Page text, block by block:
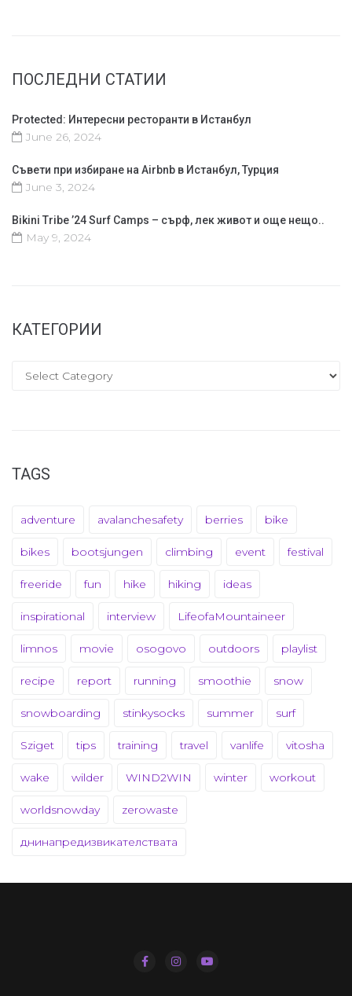
ПОСЛЕДНИ СТАТИИ
Protected: Интересни ресторанти в Истанбул
June 26, 2024
Съвети при избиране на Airbnb в Истанбул, Турция
June 3, 2024
Bikini Tribe ’24 Surf Camps – сърф, лек живот и още нещо..
May 9, 2024
КАТЕГОРИИ
TAGS
adventure avalanchesafety berries bike
bikes bootsjungen climbing event festival
freeride fun hike hiking ideas
inspirational interview LifeofaMountaineer
limnos movie osogovo outdoors playlist
recipe report running smoothie snow
snowboarding stinkysocks summer surf
Sziget tips training travel vanlife vitosha
wake wilder WIND2WIN winter workout
worldsnowday zerowaste
днинапредизвикателствата